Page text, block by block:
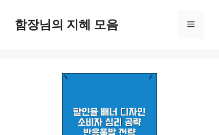
함장님의 지혜 모음 메